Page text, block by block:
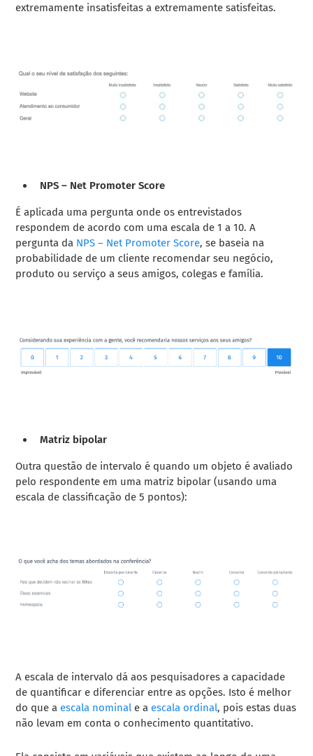
extremamente insatisfeitas a extremamente satisfeitas.
NPS – Net Promoter Score
É aplicada uma pergunta onde os entrevistados
respondem de acordo com uma escala de 1 a 10. A
pergunta da NPS – Net Promoter Score, se baseia na
probabilidade de um cliente recomendar seu negócio,
produto ou serviço a seus amigos, colegas e família.
Matriz bipolar
Outra questão de intervalo é quando um objeto é avaliado
pelo respondente em uma matriz bipolar (usando uma
escala de classificação de 5 pontos):
A escala de intervalo dá aos pesquisadores a capacidade
de quantificar e diferenciar entre as opções. Isto é melhor
do que a escala nominal e a escala ordinal, pois estas duas
não levam em conta o conhecimento quantitativo.